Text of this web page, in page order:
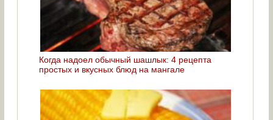
Когда надоел обычный шашлык: 4 рецепта
простых и вкусных блюд на мангале